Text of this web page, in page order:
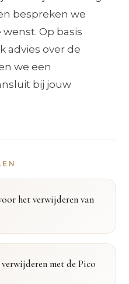
bespreken we
Op basis
advies over de
we een
bij jouw
het verwijderen van
met de Pico